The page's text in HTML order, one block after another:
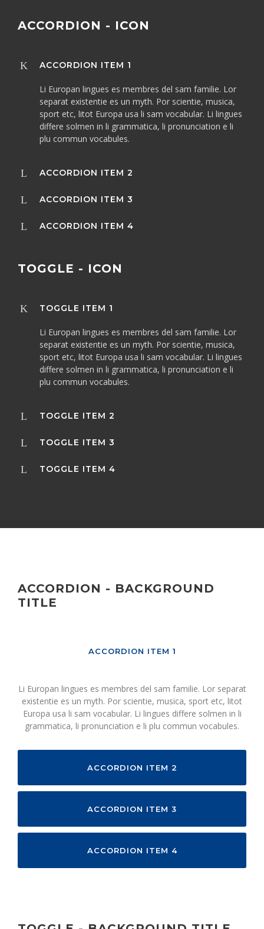
ACCORDION - ICON
ACCORDION ITEM 1
Li Europan lingues es membres del sam familie. Lor
separat existentie es un myth. Por scientie, musica,
sport etc, litot Europa usa li sam vocabular. Li lingues
differe solmen in li grammatica, li pronunciation e li
plu commun vocabules.
ACCORDION ITEM 2
ACCORDION ITEM 3
ACCORDION ITEM 4
TOGGLE - ICON
TOGGLE ITEM 1
Li Europan lingues es membres del sam familie. Lor
separat existentie es un myth. Por scientie, musica,
sport etc, litot Europa usa li sam vocabular. Li lingues
differe solmen in li grammatica, li pronunciation e li
plu commun vocabules.
TOGGLE ITEM 2
TOGGLE ITEM 3
TOGGLE ITEM 4
ACCORDION - BACKGROUND
TITLE
ACCORDION ITEM 1
Li Europan lingues es membres del sam familie. Lor separat
existentie es un myth. Por scientie, musica, sport etc, litot
Europa usa li sam vocabular. Li lingues differe solmen in li
grammatica, li pronunciation e li plu commun vocabules.
ACCORDION ITEM 2
ACCORDION ITEM 3
ACCORDION ITEM 4